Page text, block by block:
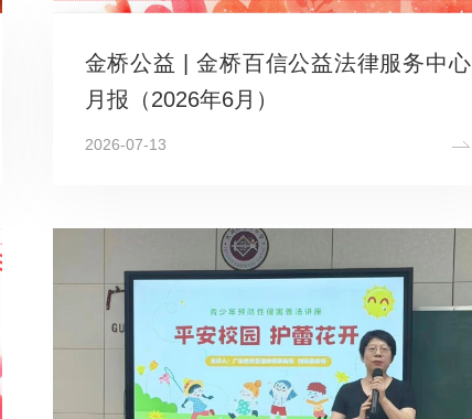
金桥公益 | 金桥百信公益法律服务中心
月报（2026年6月）
2026-07-13